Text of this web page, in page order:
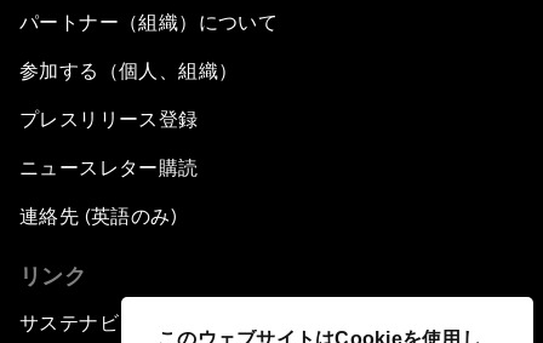
このウェブサイトはCookieを使用し
パートナー（組織）について
参加する（個人、組織）
プレスリリース登録
ニュースレター購読
連絡先 (英語のみ)
リンク
サステナビリティへの取り組み